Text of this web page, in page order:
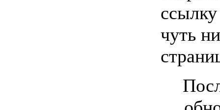
чуть